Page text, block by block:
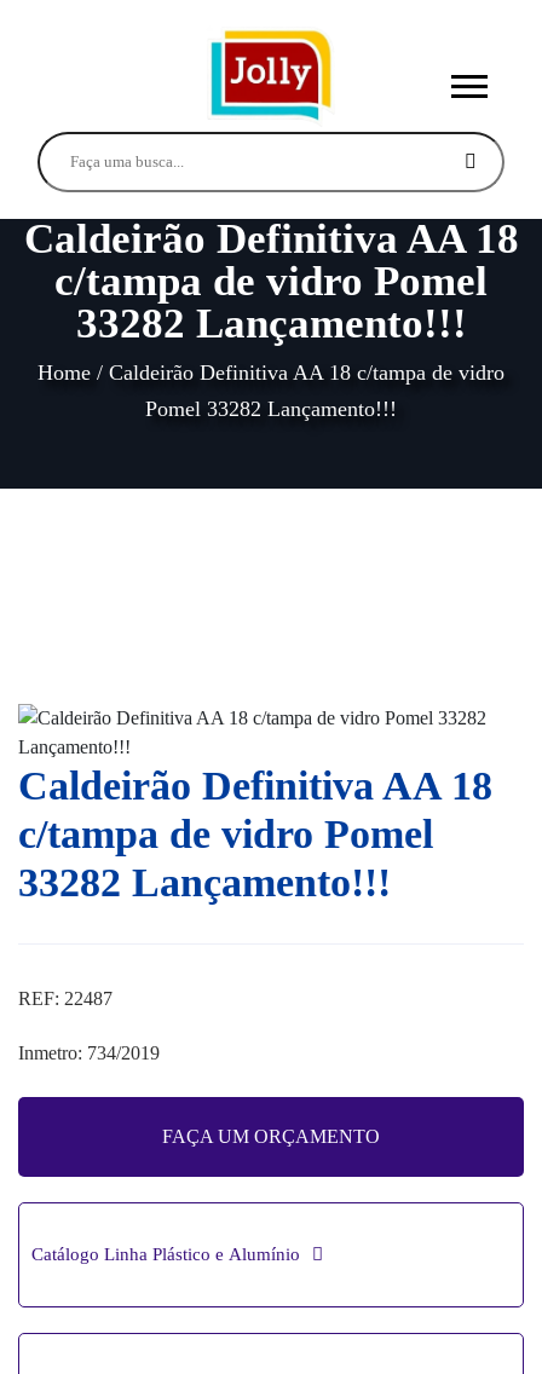
Caldeirão Definitiva AA 18
c/tampa de vidro Pomel
33282 Lançamento!!!
Home / Caldeirão Definitiva AA 18 c/tampa de vidro
Pomel 33282 Lançamento!!!
Caldeirão Definitiva AA 18
c/tampa de vidro Pomel
33282 Lançamento!!!
REF: 22487
Inmetro: 734/2019
FAÇA UM ORÇAMENTO
Catálogo Linha Plástico e Alumínio